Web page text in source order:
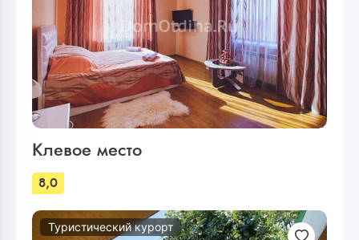
Клевое место
8,0
Туристический курорт